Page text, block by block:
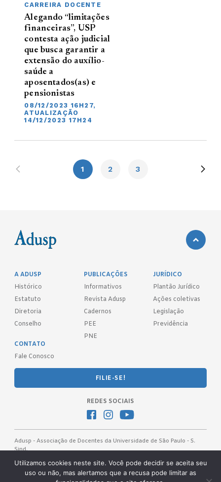
CARREIRA DOCENTE
Alegando “limitações
financeiras”, USP
contesta ação judicial
que busca garantir a
extensão do auxílio-
saúde a
aposentados(as) e
pensionistas
08/12/2023 16H27,
ATUALIZAÇÃO
14/12/2023 17H24
1 2 3
A ADUSP
Histórico
Estatuto
Diretoria
Conselho
PUBLICAÇÕES
Informativos
Revista Adusp
Cadernos
PEE
PNE
JURÍDICO
Plantão Jurídico
Ações coletivas
Legislação
Previdência
CONTATO
Fale Conosco
FILIE-SE!
REDES SOCIAIS
Adusp - Associação de Docentes da Universidade de São Paulo - S.
Sind.
Av. Prof. Almeida Prado, 1366 - São Paulo, SP - CEP 05508-070
Telefones: (11) 3091-4465 / 66 ● (11) 3813-5573 ● (11) 3815-9245 ●
Utilizamos cookies neste site. Você pode decidir se aceita seu
uso ou não, mas alertamos que a recusa pode limitar as